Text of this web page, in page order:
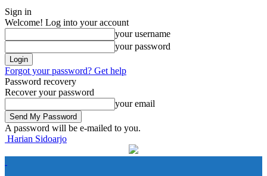
Sign in
Welcome! Log into your account
your username
your password
Forgot your password? Get help
Password recovery
Recover your password
your email
A password will be e-mailed to you.
Harian Sidoarjo